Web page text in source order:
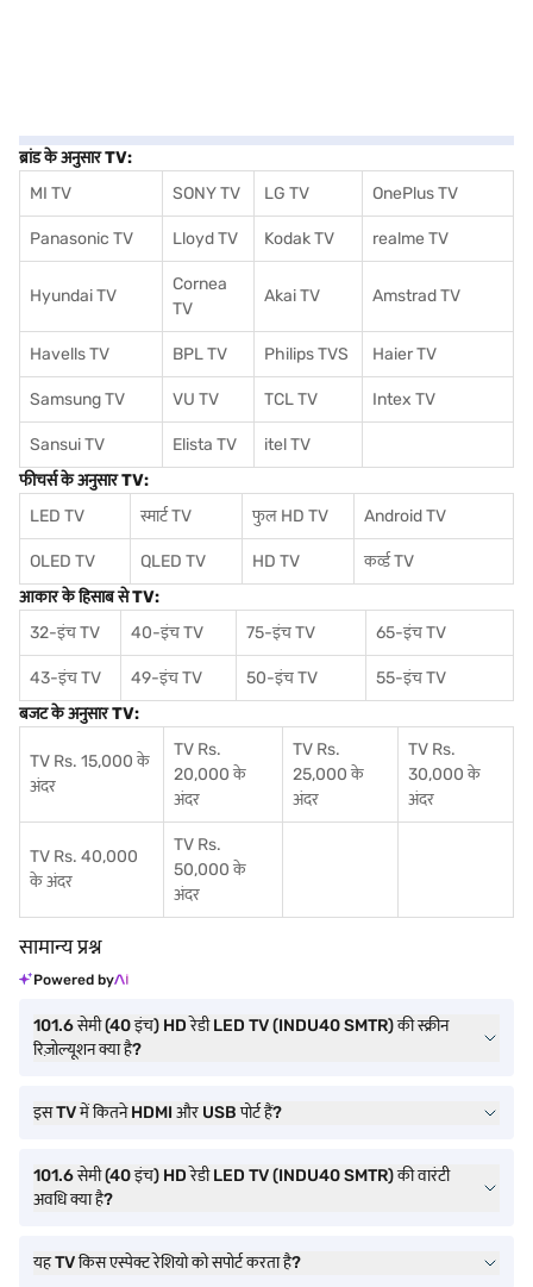
ब्रांड के अनुसार TV:
MI TV
SONY TV LG TV OnePlus TV
Panasonic TV Lloyd TV Kodak TV realme TV
Hyundai TV
Cornea
TV
Akai TV Amstrad TV
Havells TV BPL TV Philips TVS Haier TV
Samsung TV VU TV TCL TV Intex TV
Sansui TV Elista TV
itel TV
फीचर्स के अनुसार TV:
LED TV
स्मार्ट TV फुल HD TV Android TV
OLED TV QLED TV HD TV
कर्व्ड TV
आकार के हिसाब से TV:
32-इंच TV
40-इंच TV 75-इंच TV 65-इंच TV
43-इंच TV 49-इंच TV 50-इंच TV
55-इंच TV
बजट के अनुसार TV:
TV Rs. 15,000 के
अंदर
TV Rs.
20,000 के
अंदर
TV Rs.
25,000 के
अंदर
TV Rs.
30,000 के
अंदर
TV Rs. 40,000
के अंदर
TV Rs.
50,000 के
अंदर
सामान्य प्रश्न
Powered by
101.6 सेमी (40 इंच) HD रेडी LED TV (INDU40 SMTR) की स्क्रीन
रिज़ोल्यूशन क्या है?
इस TV में कितने HDMI और USB पोर्ट हैं?
101.6 सेमी (40 इंच) HD रेडी LED TV (INDU40 SMTR) की वारंटी
अवधि क्या है?
यह TV किस एस्पेक्ट रेशियो को सपोर्ट करता है?